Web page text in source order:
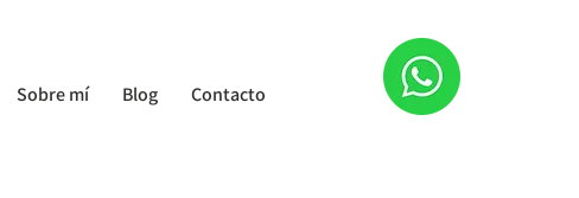
Sobre mí Blog Contacto